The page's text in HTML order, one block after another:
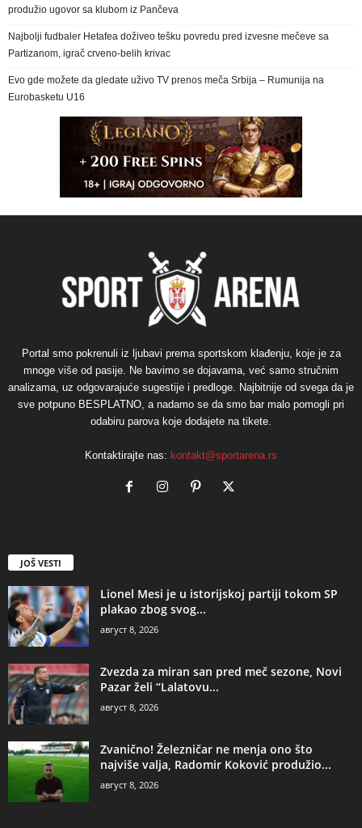
produžio ugovor sa klubom iz Pančeva
Najbolji fudbaler Hetafea doživeo tešku povredu pred izvesne mečeve sa
Partizanom, igrač crveno-belih krivac
Evo gde možete da gledate uživo TV prenos meča Srbija – Rumunija na
Eurobasketu U16
Portal smo pokrenuli iz ljubavi prema sportskom klađenju, koje je za
mnoge više od pasije. Ne bavimo se dojavama, već samo stručnim
analizama, uz odgovarajuće sugestije i predloge. Najbitnije od svega da je
sve potpuno BESPLATNO, a nadamo se da smo bar malo pomogli pri
odabiru parova koje dodajete na tikete.
Kontaktirajte nas: kontakt@sportarena.rs
JOŠ VESTI
Lionel Mesi je u istorijskoj partiji tokom SP
plakao zbog svog...
август 8, 2026
Zvezda za miran san pred meč sezone, Novi
Pazar želi “Lalatovu...
август 8, 2026
Zvanično! Železničar ne menja ono što
najviše valja, Radomir Koković produžio...
август 8, 2026